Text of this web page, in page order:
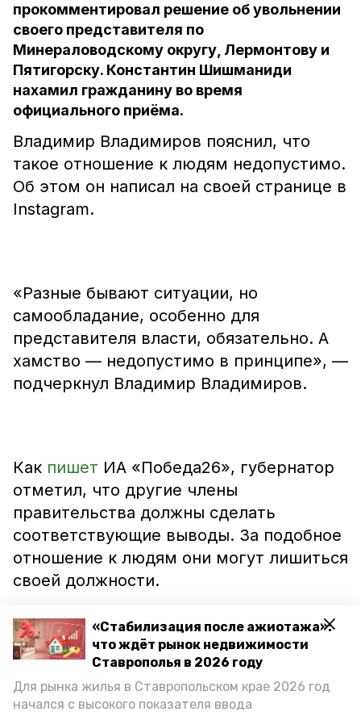
«Стабилизация после ажиотажа»:
что ждёт рынок недвижимости
Ставрополья в 2026 году
Для рынка жилья в Ставропольском крае 2026 год
начался с высокого показателя ввода
прокомментировал решение об увольнении
своего представителя по
Минераловодскому округу, Лермонтову и
Пятигорску. Константин Шишманиди
нахамил гражданину во время
официального приёма.
Владимир Владимиров пояснил, что
такое отношение к людям недопустимо.
Об этом он написал на своей странице в
Instagram.
«Разные бывают ситуации, но
самообладание, особенно для
представителя власти, обязательно. А
хамство — недопустимо в принципе», —
подчеркнул Владимир Владимиров.
Как пишет ИА «Победа26», губернатор
отметил, что другие члены
правительства должны сделать
соответствующие выводы. За подобное
отношение к людям они могут лишиться
своей должности.
«Кто этого не понимает — с тем будем
расставаться. Всех коллег попросил